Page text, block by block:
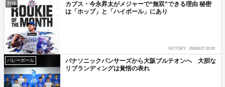
野球
カブス・今永昇太がメジャーで“無双”できる理由 秘密
は「ホップ」と「ハイボール」にあり
VICTORY 2024/6/27 20:00
バレーボール
パナソニックパンサーズから大阪ブルテオンへ 大胆な
リブランディングは覚悟の表れ